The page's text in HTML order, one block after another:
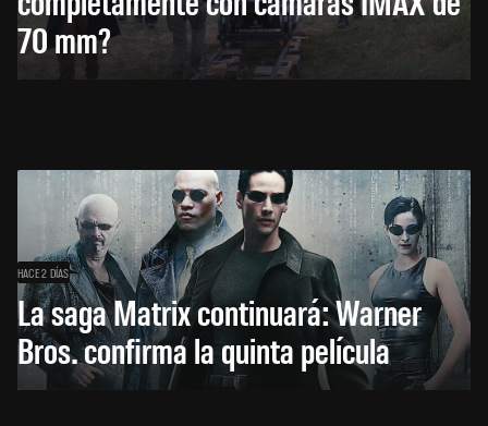
70 mm?
HACE 2 DÍAS
La saga Matrix continuará: Warner
Bros. confirma la quinta película